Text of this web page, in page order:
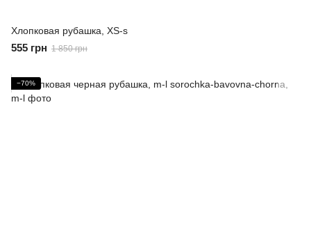
Хлопковая рубашка, XS-s
555 грн 1 850 грн
−70%